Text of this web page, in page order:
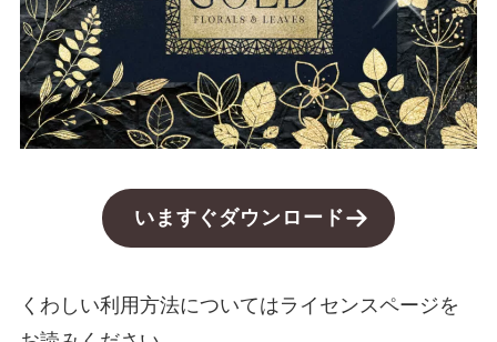
いますぐダウンロード
くわしい利用方法についてはライセンスページを